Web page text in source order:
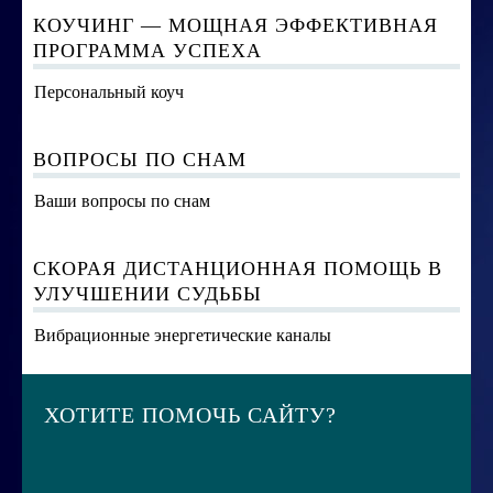
КОУЧИНГ — МОЩНАЯ ЭФФЕКТИВНАЯ
ПРОГРАММА УСПЕХА
Персональный коуч
ВОПРОСЫ ПО СНАМ
Ваши вопросы по снам
СКОРАЯ ДИСТАНЦИОННАЯ ПОМОЩЬ В
УЛУЧШЕНИИ СУДЬБЫ
Вибрационные энергетические каналы
ХОТИТЕ ПОМОЧЬ САЙТУ?